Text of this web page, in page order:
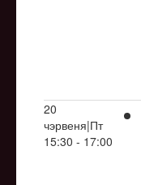
20
чэрвеня|Пт
15:30 - 17:00